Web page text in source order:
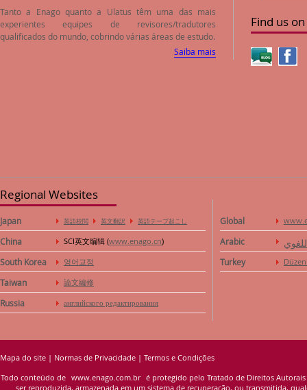
Tanto a Enago quanto a Ulatus têm uma das mais
experientes equipes de revisores/tradutores
qualificados do mundo, cobrindo várias áreas de estudo.
Saiba mais
Find us on
Regional Websites
Japan 英語校閲 英文翻訳 英語テープ起こし
China SCI英文编辑 (www.enago.cn)
South Korea 영어교정
Taiwan 論文編修
Russia английского редактирования
Global
Arabic
Turkey
Mapa do site | Normas de Privacidade | Termos e Condições
Todo conteúdo de www.enago.com.br é protegido pelo Tratado de Direitos
ser reproduzida, armazenada em um sistema de recuperação, ou transmitida,